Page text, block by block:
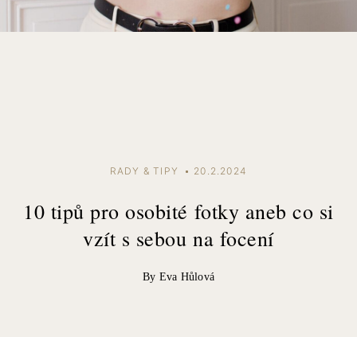
RADY & TIPY 20.2.2024
10 tipů pro osobité fotky aneb co si
vzít s sebou na focení
By Eva Hůlová